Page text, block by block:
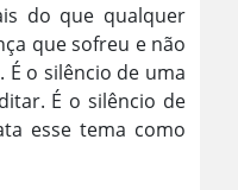
do que qualquer
que sofreu e não
o silêncio de uma
É o silêncio de
esse tema como